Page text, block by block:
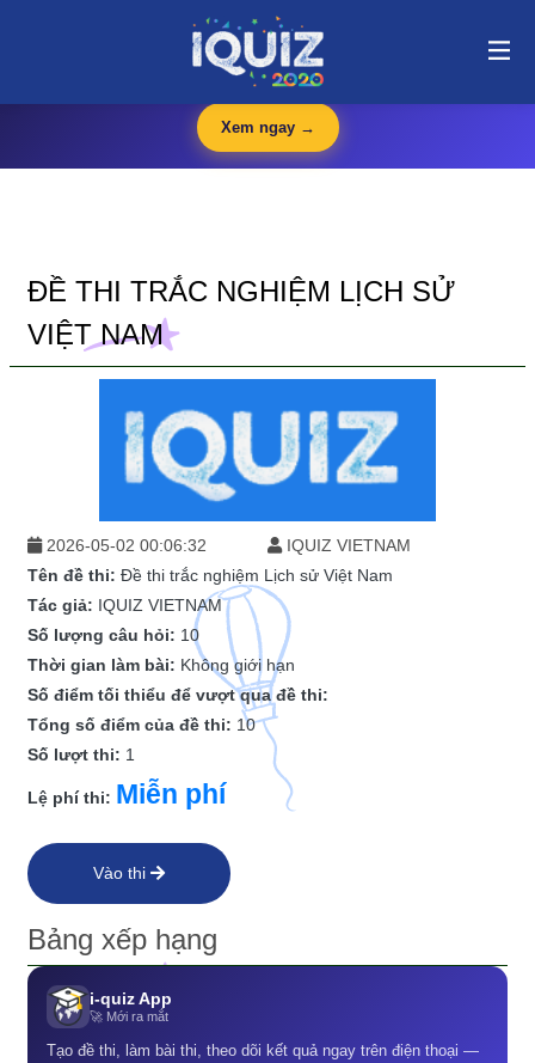
Đề thi trắc nghiệm Lịch sử Việt Nam | i-quiz.vn@stop article@stop
🛍️
— Văn phòng phẩm, dụng cụ học tập giá tốt
Xem ngay →
ĐỀ THI TRẮC NGHIỆM LỊCH SỬ
VIỆT NAM
2026-05-02 00:06:32
IQUIZ VIETNAM
Tên đề thi: Đề thi trắc nghiệm Lịch sử Việt Nam
Tác giả: IQUIZ VIETNAM
Số lượng câu hỏi: 10
Thời gian làm bài: Không giới hạn
Số điểm tối thiểu để vượt qua đề thi:
Tổng số điểm của đề thi: 10
Số lượt thi: 1
Lệ phí thi: Miễn phí
Vào thi
Bảng xếp hạng
i-quiz App
🚀 Mới ra mắt
Tạo đề thi, làm bài thi, theo dõi kết quả ngay trên điện thoại —